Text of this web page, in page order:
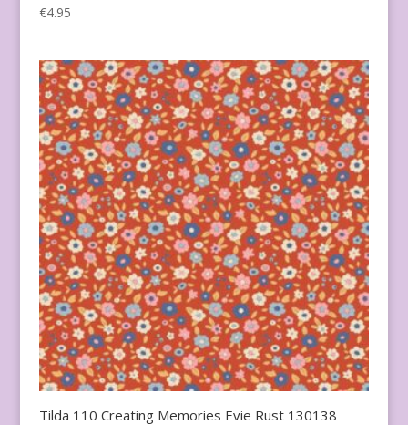
€4.95
Tilda 110 Creating Memories Evie Rust 130138